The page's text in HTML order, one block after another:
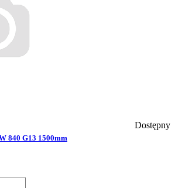
Dostępny
840 G13 1500mm